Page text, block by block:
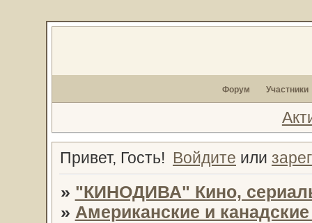
Форум Участники
Привет, Гость! Войдите или
» "КИНОДИВА" Кино,
» Американские и